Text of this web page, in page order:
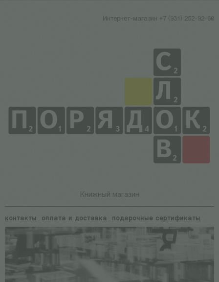
Интернет-магазин +7 (931) 252-92-60
Книжный магазин
контакты оплата и доставка подарочные сертификаты